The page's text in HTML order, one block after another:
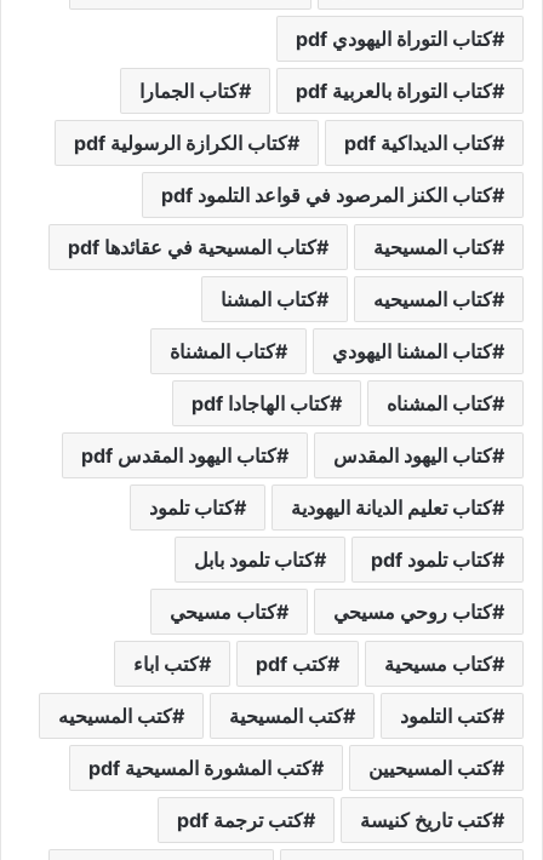
كتاب التوراة اليهودي pdf
كتاب التوراة بالعربية pdf كتاب الجمارا
كتاب الديداكية pdf كتاب الكرازة الرسولية pdf
كتاب الكنز المرصود في قواعد التلمود pdf
كتاب المسيحية كتاب المسيحية في عقائدها pdf
كتاب المسيحيه كتاب المشنا
كتاب المشنا اليهودي كتاب المشناة
كتاب المشناه كتاب الهاجادا pdf
كتاب اليهود المقدس كتاب اليهود المقدس pdf
كتاب تعليم الديانة اليهودية كتاب تلمود
كتاب تلمود pdf كتاب تلمود بابل
كتاب روحي مسيحي كتاب مسيحي
كتاب مسيحية كتب pdf كتب اباء
كتب التلمود كتب المسيحية كتب المسيحيه
كتب المسيحيين كتب المشورة المسيحية pdf
كتب تاريخ كنيسة كتب ترجمة pdf